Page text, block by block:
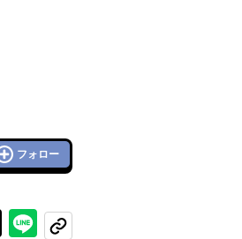
フォロー
Xで投稿するラインでシェアする
コピーする